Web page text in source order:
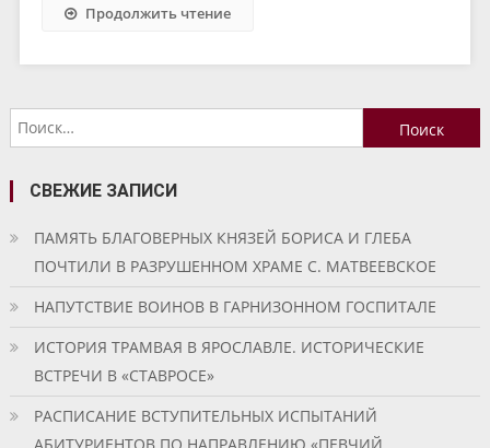
Продолжить чтение
Найти:
СВЕЖИЕ ЗАПИСИ
ПАМЯТЬ БЛАГОВЕРНЫХ КНЯЗЕЙ БОРИСА И ГЛЕБА
ПОЧТИЛИ В РАЗРУШЕННОМ ХРАМЕ С. МАТВЕЕВСКОЕ
НАПУТСТВИЕ ВОИНОВ В ГАРНИЗОННОМ ГОСПИТАЛЕ
ИСТОРИЯ ТРАМВАЯ В ЯРОСЛАВЛЕ. ИСТОРИЧЕСКИЕ
ВСТРЕЧИ В «СТАВРОСЕ»
РАСПИСАНИЕ ВСТУПИТЕЛЬНЫХ ИСПЫТАНИЙ
АБИТУРИЕНТОВ ПО НАПРАВЛЕНИЮ «ПЕВЧИЙ